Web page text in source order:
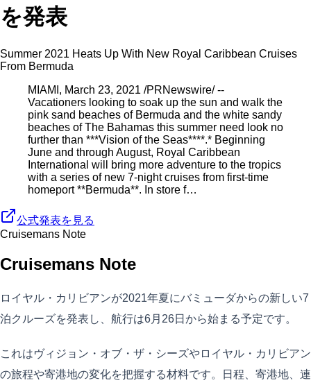
を発表
Summer 2021 Heats Up With New Royal Caribbean Cruises
From Bermuda
MIAMI, March 23, 2021 /PRNewswire/ --
Vacationers looking to soak up the sun and walk the
pink sand beaches of Bermuda and the white sandy
beaches of The Bahamas this summer need look no
further than ***Vision of the Seas****.* Beginning
June and through August, Royal Caribbean
International will bring more adventure to the tropics
with a series of new 7-night cruises from first-time
homeport **Bermuda**. In store f…
公式発表を見る
Cruisemans Note
Cruisemans Note
ロイヤル・カリビアンが2021年夏にバミューダからの新しい7
泊クルーズを発表し、航行は6月26日から始まる予定です。
これはヴィジョン・オブ・ザ・シーズやロイヤル・カリビアン
の旅程や寄港地の変化を把握する材料です。日程、寄港地、連